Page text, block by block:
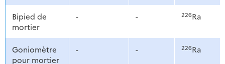
Bipied de
mortier
- - 226Ra
Goniomètre
pour mortier
- - 226Ra